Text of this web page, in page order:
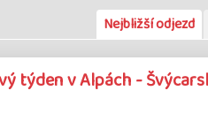
Nejbližší odjezd
týden v Alpách -